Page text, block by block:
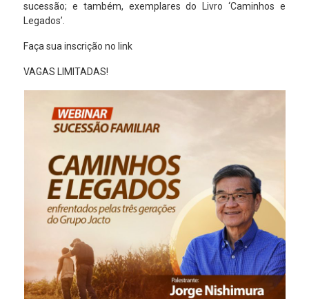
sucessão; e também, exemplares do Livro ‘Caminhos e
Legados’.
Faça sua inscrição no link
VAGAS LIMITADAS!